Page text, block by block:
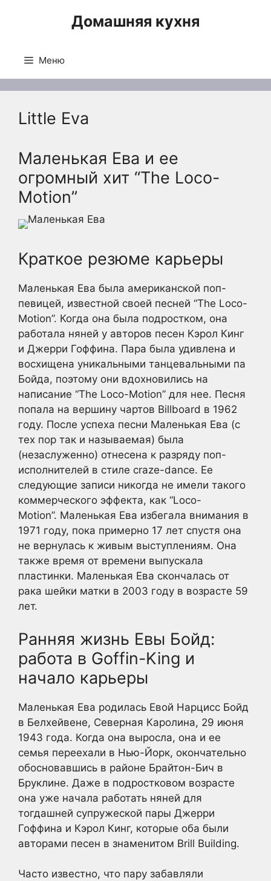
Домашняя кухня
Меню
Little Eva
Маленькая Ева и ее
огромный хит “The Loco-
Motion”
Краткое резюме карьеры
Маленькая Ева была американской поп-
певицей, известной своей песней “The Loco-
Motion”. Когда она была подростком, она
работала няней у авторов песен Кэрол Кинг
и Джерри Гоффина. Пара была удивлена и
восхищена уникальными танцевальными па
Бойда, поэтому они вдохновились на
написание “The Loco-Motion” для нее. Песня
попала на вершину чартов Billboard в 1962
году. После успеха песни Маленькая Ева (с
тех пор так и называемая) была
(незаслуженно) отнесена к разряду поп-
исполнителей в стиле craze-dance. Ее
следующие записи никогда не имели такого
коммерческого эффекта, как “Loco-
Motion”. Маленькая Ева избегала внимания в
1971 году, пока примерно 17 лет спустя она
не вернулась к живым выступлениям. Она
также время от времени выпускала
пластинки. Маленькая Ева скончалась от
рака шейки матки в 2003 году в возрасте 59
лет.
Ранняя жизнь Евы Бойд:
работа в Goffin-King и
начало карьеры
Маленькая Ева родилась Евой Нарцисс Бойд
в Белхейвене, Северная Каролина, 29 июня
1943 года. Когда она выросла, она и ее
семья переехали в Нью-Йорк, окончательно
обосновавшись в районе Брайтон-Бич в
Бруклине. Даже в подростковом возрасте
она уже начала работать няней для
тогдашней супружеской пары Джерри
Гоффина и Кэрол Кинг, которые оба были
авторами песен в знаменитом Brill Building.
Часто известно, что пару забавляли